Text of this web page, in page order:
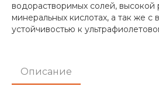
водорастворимых солей, высокой
минеральных кислотах, а так же с
устойчивостью к
Описание